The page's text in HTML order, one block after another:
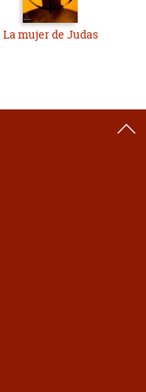
La mujer de Judas